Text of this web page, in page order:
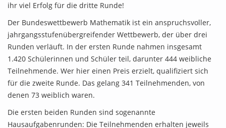
ihr viel Erfolg für die dritte Runde!
Der Bundeswettbewerb Mathematik ist ein anspruchsvoller,
jahrgangsstufenübergreifender Wettbewerb, der über drei
Runden verläuft. In der ersten Runde nahmen insgesamt
1.420 Schülerinnen und Schüler teil, darunter 444 weibliche
Teilnehmende. Wer hier einen Preis erzielt, qualifiziert sich
für die zweite Runde. Das gelang 341 Teilnehmenden, von
denen 73 weiblich waren.
Die ersten beiden Runden sind sogenannte
Hausaufgabenrunden: Die Teilnehmenden erhalten jeweils